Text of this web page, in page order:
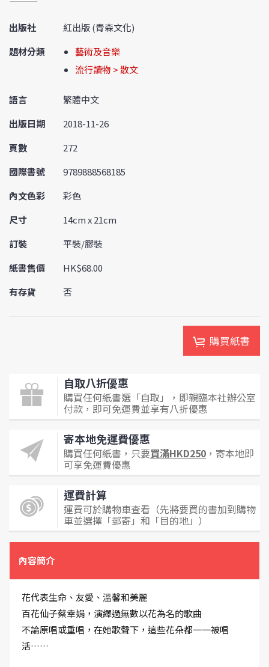
出版社
紅出版 (青森文化)
題材分類
藝術及音樂
流行讀物 > 散文
語言
繁體中文
出版日期
2018-11-26
頁數
272
國際書號
9789888568185
內文色彩
彩色
尺寸
14cm x 21cm
訂裝
平裝/膠裝
紙書售價
HK$68.00
有存貨
否
購買紙書
自取八折優惠
購買任何紙書選「自取」，即親臨本社辦公室
付款，即可免運費並享有八折優惠
寄本地免運費優惠
購買任何紙書，只要買滿HKD250 ，寄本地即
可享免運費優惠
運費計算
運費可於購物車查看（先將要買的書加到購物
車並選擇「郵寄」和「目的地」）
內容簡介
花代表生命、友愛、溫馨和美麗
百花仙子蔡幸娟，演繹過無數以花為名的歌曲
不論原唱或重唱，在她歌聲下，這些花朵都一一被唱
活……